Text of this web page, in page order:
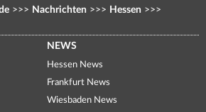
>>> Nachrichten >>> Hessen >>>
NEWS
Hessen News
Frankfurt News
Wiesbaden News